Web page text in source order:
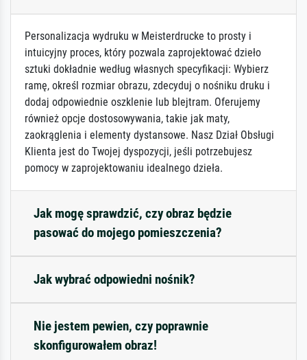
Personalizacja wydruku w Meisterdrucke to prosty i
intuicyjny proces, który pozwala zaprojektować dzieło
sztuki dokładnie według własnych specyfikacji: Wybierz
ramę, określ rozmiar obrazu, zdecyduj o nośniku druku i
dodaj odpowiednie oszklenie lub blejtram. Oferujemy
również opcje dostosowywania, takie jak maty,
zaokrąglenia i elementy dystansowe. Nasz Dział Obsługi
Klienta jest do Twojej dyspozycji, jeśli potrzebujesz
pomocy w zaprojektowaniu idealnego dzieła.
Jak mogę sprawdzić, czy obraz będzie
pasować do mojego pomieszczenia?
Jak wybrać odpowiedni nośnik?
Nie jestem pewien, czy poprawnie
skonfigurowałem obraz!